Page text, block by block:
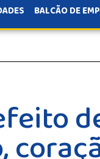
BALCÃO DE